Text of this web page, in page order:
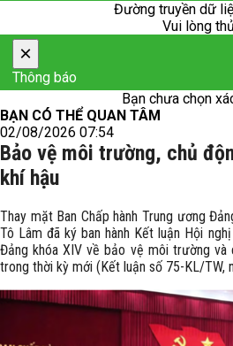
Đường truyền dữ
Vui lòng
×
Thông báo
Bạn chưa chọn
BẠN CÓ THỂ QUAN TÂM
02/08/2026 07:54
Bảo vệ môi trường, chủ
khí hậu
Thay mặt Ban Chấp hành Trung ương
Tô Lâm đã ký ban hành Kết luận Hội
Đảng khóa XIV về bảo vệ môi trường
trong thời kỳ mới (Kết luận số 75-KL/TW,